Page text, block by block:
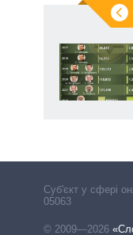
Cуб'єкт у сфері
05063
© 2009—2026